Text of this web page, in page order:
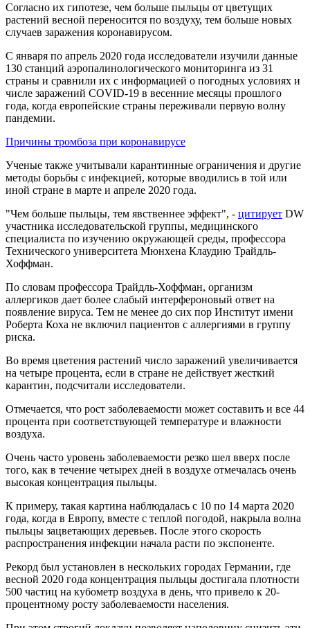
Согласно их гипотезе, чем больше пыльцы от цветущих
растений весной переносится по воздуху, тем больше новых
случаев заражения коронавирусом.
С января по апрель 2020 года исследователи изучили данные
130 станций аэропалинологического мониторинга из 31
страны и сравнили их с информацией о погодных условиях и
числе заражений COVID-19 в весенние месяцы прошлого
года, когда европейские страны переживали первую волну
пандемии.
Причины тромбоза при коронавирусе
Ученые также учитывали карантинные ограничения и другие
методы борьбы с инфекцией, которые вводились в той или
иной стране в марте и апреле 2020 года.
"Чем больше пыльцы, тем явственнее эффект", - цитирует DW
участника исследовательской группы, медицинского
специалиста по изучению окружающей среды, профессора
Технического университета Мюнхена Клаудию Трайдль-
Хоффман.
По словам профессора Трайдль-Хоффман, организм
аллергиков дает более слабый интерфероновый ответ на
появление вируса. Тем не менее до сих пор Институт имени
Роберта Коха не включил пациентов с аллергиями в группу
риска.
Во время цветения растений число заражений увеличивается
на четыре процента, если в стране не действует жесткий
карантин, подсчитали исследователи.
Отмечается, что рост заболеваемости может составить и все 44
процента при соответствующей температуре и влажности
воздуха.
Очень часто уровень заболеваемости резко шел вверх после
того, как в течение четырех дней в воздухе отмечалась очень
высокая концентрация пыльцы.
К примеру, такая картина наблюдалась с 10 по 14 марта 2020
года, когда в Европу, вместе с теплой погодой, накрыла волна
пыльцы зацветающих деревьев. После этого скорость
распространения инфекции начала расти по экспоненте.
Рекорд был установлен в нескольких городах Германии, где
весной 2020 года концентрация пыльцы достигала плотности
500 частиц на кубометр воздуха в день, что привело к 20-
процентному росту заболеваемости населения.